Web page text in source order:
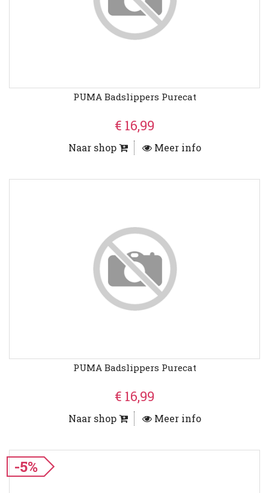
PUMA Badslippers Purecat
€ 16,99
Naar shop Meer info
PUMA Badslippers Purecat
€ 16,99
Naar shop Meer info
-5%